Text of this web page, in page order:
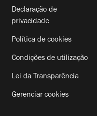
Declaração de
privacidade
Política de cookies
Condições de utilização
Lei da Transparência
Gerenciar cookies